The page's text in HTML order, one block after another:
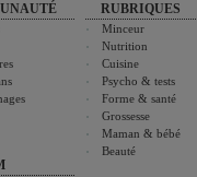
RUBRIQUES
Minceur
Nutrition
Cuisine
Psycho & tests
Forme & santé
Grossesse
Maman & bébé
Beauté